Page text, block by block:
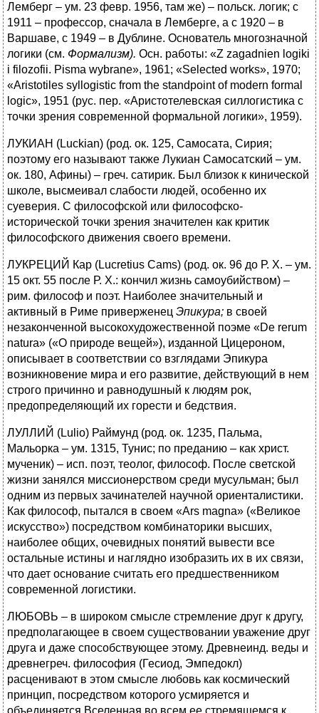
Лемберг – ум. 23 февр. 1956, там же) – польск. логик; с
1911 – профессор, сначала в Лемберге, а с 1920 – в
Варшаве, с 1949 – в Дублине. Основатель многозначной
логики (см. Формализм). Осн. работы: «Z zagadnien logiki
i filozofii. Pisma wybrane», 1961; «Selected works», 1970;
«Aristotiles syllogistic from the standpoint of modern formal
logic», 1951 (рус. пер. «Аристотелевская силлогистика с
точки зрения современной формальной логики», 1959).
ЛУКИАН (Luckian) (род. ок. 125, Самосата, Сирия;
поэтому его называют также Лукиан Самосатский – ум.
ок. 180, Афины) – греч. сатирик. Был близок к кинической
школе, высмеивал слабости людей, особенно их
суеверия. С философской или философско-
исторической точки зрения значителен как критик
философского движения своего времени.
ЛУКРЕЦИЙ Кар (Lucretius Cams) (род. ок. 96 до Р. X. – ум.
15 окт. 55 после Р. X.: кончил жизнь самоубийством) –
рим. философ и поэт. Наиболее значительный и
активный в Риме приверженец Эпикура; в своей
незаконченной высокохудожественной поэме «De rerum
natura» («O природе вещей»), изданной Цицероном,
описывает в соответствии со взглядами Эпикура
возникновение мира и его развитие, действующий в нем
строго причинно и равнодушный к людям рок,
предопределяющий их горести и бедствия.
ЛУЛЛИЙ (Lulio) Раймунд (род. ок. 1235, Пальма,
Мальорка – ум. 1315, Тунис; по преданию – как христ.
мученик) – исп. поэт, теолог, философ. После светской
жизни занялся миссионерством среди мусульман; был
одним из первых зачинателей научной ориенталистики.
Как философ, пытался в своем «Ars magna» («Великое
искусство») посредством комбинаторики высших,
наиболее общих, очевидных понятий вывести все
остальные истины и наглядно изобразить их в их связи,
что дает основание считать его предшественником
современной логистики.
ЛЮБОВЬ – в широком смысле стремление друг к другу,
предполагающее в своем существовании уважение друг
друга и даже способствующее этому. Древнеинд. веды и
древнегреч. философия (Гесиод, Эмпедокл)
расценивают в этом смысле любовь как космический
принцип, посредством которого усмиряется и